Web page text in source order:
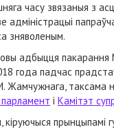
часу звязаныя з
адміністрацыі
зняволеным.
адбыцця пакарання
года падчас
Жамчужнага, таксама
парламент і Камітэт
кіруючыся прынцыпамі